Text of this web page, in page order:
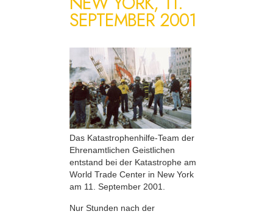
SEPTEMBER 2001
Das Katastrophenhilfe-Team der
Ehrenamtlichen Geistlichen
entstand bei der Katastrophe am
World Trade Center in New York
am 11. September 2001.
Nur Stunden nach der